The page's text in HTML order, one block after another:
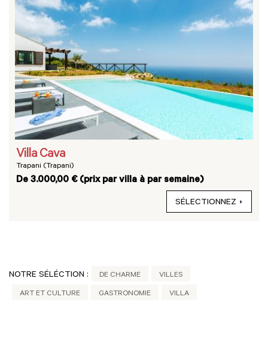
Villa Cava
Trapani (Trapani)
De 3.000,00 € (prix par villa à par semaine)
SÉLECTIONNEZ
NOTRE SÉLÉCTION : DE CHARME VILLES
ART ET CULTURE GASTRONOMIE VILLA